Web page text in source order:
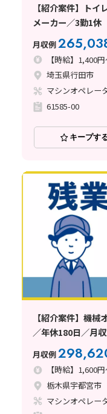
【紹介案件】ト
メーカー／3勤1休
月収例
【時給】1,400
埼玉県行田市
マシンオペレー
61585-00
キープす
【紹介案件】機
／年休180日／月
月収例
【時給】1,600
栃木県宇都宮市
マシンオペレー